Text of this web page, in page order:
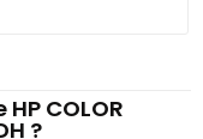
COLOR
?